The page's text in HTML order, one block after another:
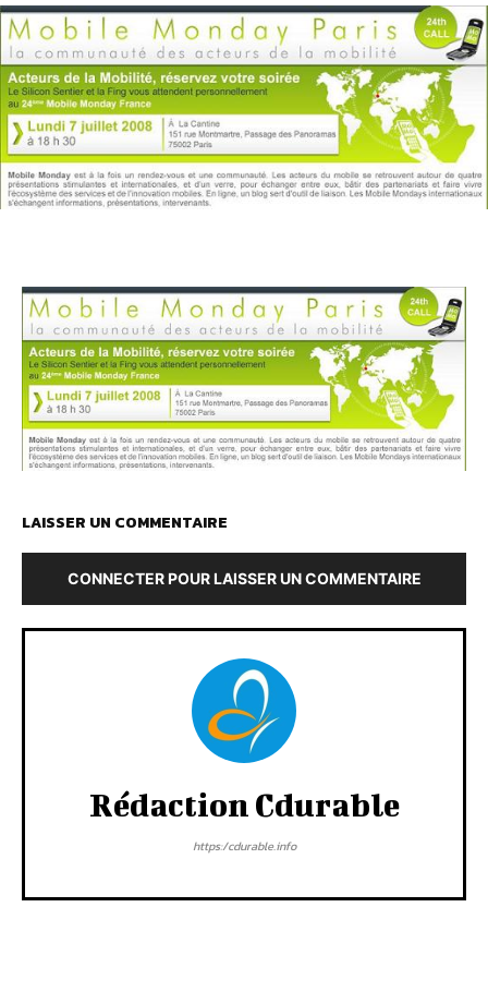
LAISSER UN COMMENTAIRE
CONNECTER POUR LAISSER UN COMMENTAIRE
Rédaction Cdurable
https:/cdurable.info